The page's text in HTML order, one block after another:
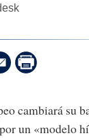
cambiará su
un «modelo